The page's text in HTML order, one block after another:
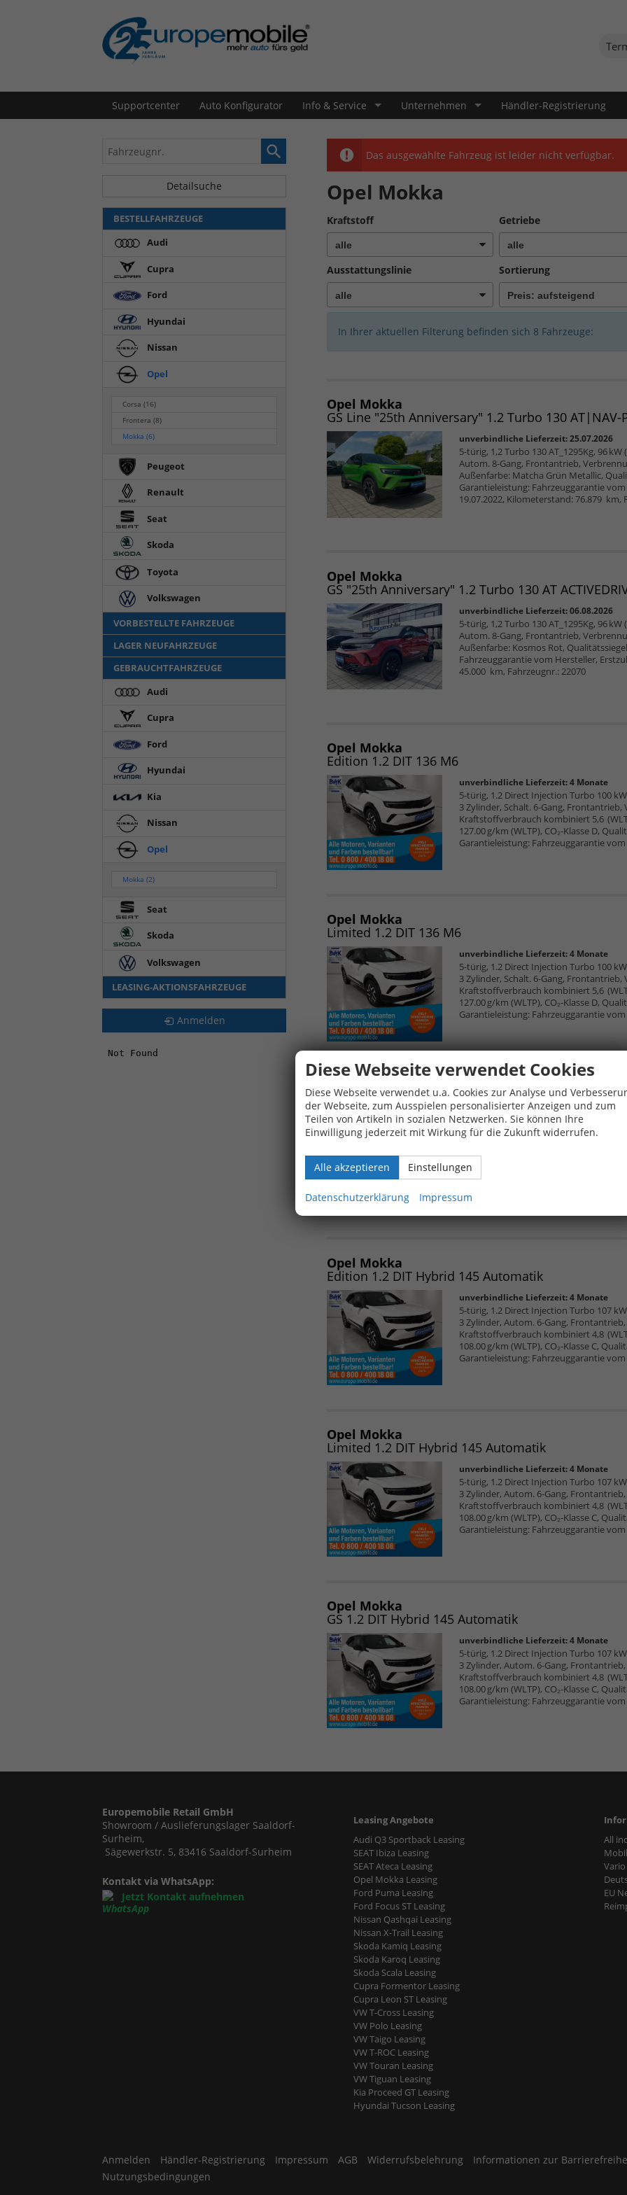
Supportcenter Auto Konfigurator Info & Service Unternehmen Händler-Registrierung
Das ausgewählte Fahrzeug ist leider nicht verfügbar.
Opel Mokka
Kraftstoff Getriebe
Ausstattungslinie Sortierung
In Ihrer aktuellen Filterung befinden sich 8 Fahrzeuge:
Opel Mokka
unverbindliche Lieferzeit:25.07.2026
5-türig, 1,2 Turbo 130 AT_1295Kg, 96 kW
Autom. 8-Gang, Frontantrieb,
Außenfarbe: Matcha Grün Metallic,
Garantieleistung: Fahrzeuggarantie
19.07.2022, Kilometerstand: 76.879 km,
Opel Mokka
unverbindliche Lieferzeit:06.08.2026
5-türig, 1,2 Turbo 130 AT_1295Kg, 96 kW
Autom. 8-Gang, Frontantrieb,
Außenfarbe: Kosmos Rot,
Fahrzeuggarantie vom Hersteller,
45.000 km, Fahrzeugnr.: 22070
Opel Mokka
Edition 1.2 DIT 136 M6
unverbindliche Lieferzeit:4 Monate
5-türig, 1.2 Direct Injection Turbo 100 kW,
3 Zylinder, Schalt. 6-Gang,
Kraftstoffverbrauch kombiniert 5,6
127.00 g/km (WLTP), CO₂-Klasse D,
Garantieleistung: Fahrzeuggarantie
Opel Mokka
Limited 1.2 DIT 136 M6
unverbindliche Lieferzeit:4 Monate
5-türig, 1.2 Direct Injection Turbo 100 kW,
3 Zylinder, Schalt. 6-Gang,
Kraftstoffverbrauch kombiniert 5,6
127.00 g/km (WLTP), CO₂-Klasse D,
Garantieleistung: Fahrzeuggarantie
Opel Mokka
GS 1.2 DIT 136 M6
unverbindliche Lieferzeit:4 Monate
5-türig, 1.2 Direct Injection Turbo 100 kW,
3 Zylinder, Schalt. 6-Gang,
Kraftstoffverbrauch kombiniert 5,6
127.00 g/km (WLTP), CO₂-Klasse D,
Garantieleistung: Fahrzeuggarantie
Opel Mokka
Edition 1.2 DIT Hybrid 145 Automatik
unverbindliche Lieferzeit:4 Monate
5-türig, 1.2 Direct Injection Turbo 107 kW,
3 Zylinder, Autom. 6-Gang,
Kraftstoffverbrauch kombiniert 4,8
108.00 g/km (WLTP), CO₂-Klasse C,
Garantieleistung: Fahrzeuggarantie
Opel Mokka
Limited 1.2 DIT Hybrid 145 Automatik
unverbindliche Lieferzeit:4 Monate
5-türig, 1.2 Direct Injection Turbo 107 kW,
3 Zylinder, Autom. 6-Gang,
Kraftstoffverbrauch kombiniert 4,8
108.00 g/km (WLTP), CO₂-Klasse C,
Garantieleistung: Fahrzeuggarantie
Opel Mokka
GS 1.2 DIT Hybrid 145 Automatik
unverbindliche Lieferzeit:4 Monate
5-türig, 1.2 Direct Injection Turbo 107 kW,
3 Zylinder, Autom. 6-Gang,
Kraftstoffverbrauch kombiniert 4,8
108.00 g/km (WLTP), CO₂-Klasse C,
Garantieleistung: Fahrzeuggarantie
Fahrzeugnr.
Detailsuche
BESTELLFAHRZEUGE
Audi
Cupra
Ford
Hyundai
Nissan
Opel
Corsa(16)
Frontera(8)
Mokka(6)
Peugeot
Renault
Seat
Skoda
Toyota
Volkswagen
VORBESTELLTE FAHRZEUGE
LAGER NEUFAHRZEUGE
GEBRAUCHTFAHRZEUGE
Audi
Cupra
Ford
Hyundai
Kia
Nissan
Opel
Mokka(2)
Seat
Skoda
Volkswagen
LEASING-AKTIONSFAHRZEUGE
Anmelden
Europemobile Retail GmbH
Showroom / Auslieferungslager Saaldorf-
Surheim,
Sägewerkstr. 5, 83416 Saaldorf-Surheim
Kontakt via WhatsApp:
Jetzt Kontakt aufnehmen
Leasing Angebote
Audi Q3 Sportback Leasing
SEAT Ibiza Leasing
SEAT Ateca Leasing
Opel Mokka Leasing
Ford Puma Leasing
Ford Focus ST Leasing
Nissan Qashqai Leasing
Nissan X-Trail Leasing
Skoda Kamiq Leasing
Skoda Karoq Leasing
Skoda Scala Leasing
Cupra Formentor Leasing
Cupra Leon ST Leasing
VW T-Cross Leasing
VW Polo Leasing
VW Taigo Leasing
VW T-ROC Leasing
VW Touran Leasing
VW Tiguan Leasing
Kia Proceed GT Leasing
Hyundai Tucson Leasing
All
EU
Anmelden Händler-Registrierung Impressum AGB Widerrufsbelehrung Informationen zur
Nutzungsbedingungen
Diese Webseite verwendet Cookies
Diese Webseite verwendet u.a. Cookies zur Analyse und
der Webseite, zum Ausspielen personalisierter Anzeigen und zum
Teilen von Artikeln in sozialen Netzwerken. Sie können Ihre
Einwilligung jederzeit mit Wirkung für die Zukunft widerrufen.
Alle akzeptieren Einstellungen
Datenschutzerklärung Impressum